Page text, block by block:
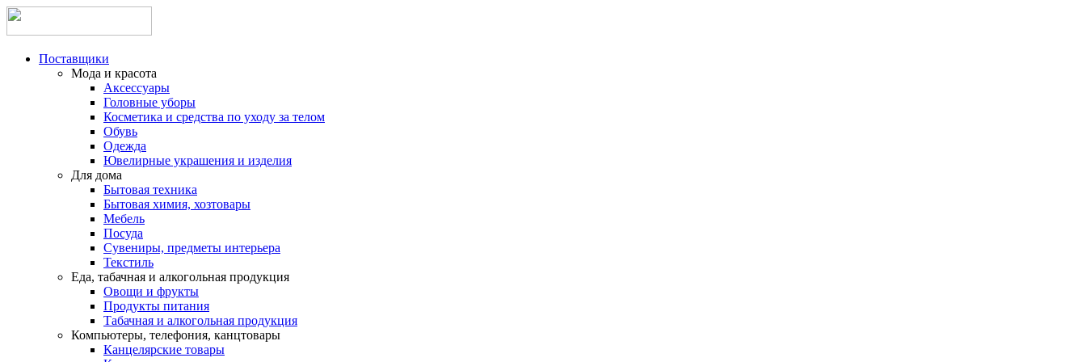
Поставщики
Мода и красота
Аксессуары
Головные уборы
Косметика и средства по уходу за телом
Обувь
Одежда
Ювелирные украшения и изделия
Для дома
Бытовая техника
Бытовая химия, хозтовары
Мебель
Посуда
Сувениры, предметы интерьера
Текстиль
Еда, табачная и алкогольная продукция
Овощи и фрукты
Продукты питания
Табачная и алкогольная продукция
Компьютеры, телефония, канцтовары
Канцелярские товары